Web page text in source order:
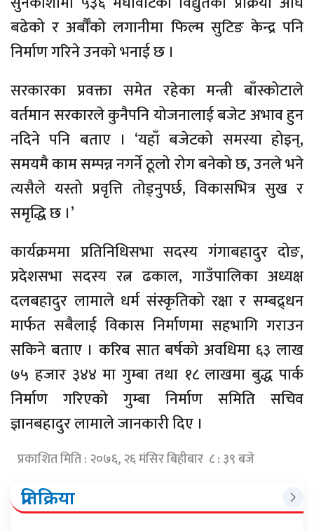
बढेको र अर्बौँको लगानीमा फिल्म सुटिङ केन्द्र पनि
निर्माण गरिने उनको भनाई छ ।
सरकारका प्रवक्ता समेत रहेका मन्त्री बाँस्कोटाले
वर्तमान सरकारले कुनैपनि योजनालाई बजेट अभाव हुन
नदिने पनि बताए । ‘यहाँ बजेटको समस्या होइन्,
समयमै काम सम्पन्न नगर्ने ठूलो रोग बनेको छ, उनले भने
त्यसैले यस्तो प्रवृत्ति तोड्नुपर्छ, विकासभित्र सुख र
समृद्धि छ ।’
कार्यक्रममा प्रतिनिधिसभा सदस्य गंगाबहादुर दोङ,
प्रदेशसभा सदस्य रत्न ढकाल, गाउँपालिका अध्यक्ष
दलबहादुर लामाले धर्म संस्कृतिको रक्षा र सम्बद्र्धन
मार्फत सबैलाई विकास निर्माणमा सहभागि गराउन
सकिने बताए । करिब सात बर्षको अवधिमा ६३ लाख
७५ हजार ३४४ मा गुम्बा तथा १८ लाखमा बुद्ध पार्क
निर्माण गरिएको गुम्बा निर्माण समिति सचिव
ज्ञानबहादुर लामाले जानकारी दिए ।
प्रकाशित मिति : २०७६, २६ मंसिर बिहीबार ८ : ३९ बजे
प्रतिक्रिया